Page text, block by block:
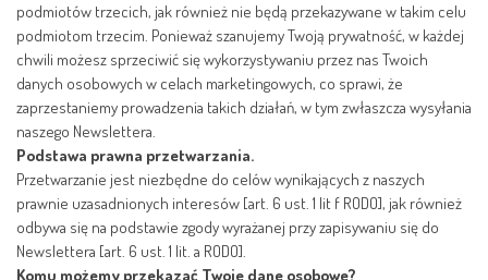
podmiotów trzecich, jak również nie będą przekazywane w takim celu
podmiotom trzecim. Ponieważ szanujemy Twoją prywatność, w każdej
chwili możesz sprzeciwić się wykorzystywaniu przez nas Twoich
danych osobowych w celach marketingowych, co sprawi, że
zaprzestaniemy prowadzenia takich działań, w tym zwłaszcza wysyłania
naszego Newslettera.
Podstawa prawna przetwarzania.
Przetwarzanie jest niezbędne do celów wynikających z naszych
prawnie uzasadnionych interesów [art. 6 ust. 1 lit f RODO], jak również
odbywa się na podstawie zgody wyrażanej przy zapisywaniu się do
Newslettera [art. 6 ust. 1 lit. a RODO].
Komu możemy przekazać Twoje dane osobowe?